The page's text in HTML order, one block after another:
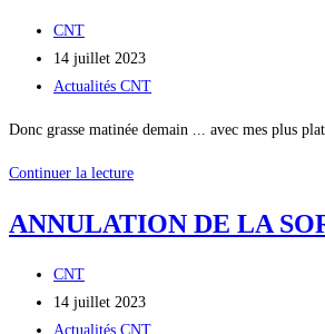
16
Juillet
Auteur/autrice
de
la
CNT
Publication
publiée :
14 juillet 2023
Post
Actualités CNT
Donc grasse matinée demain ... avec mes plus
Continuer la lectureERRATUM
ANNULATION
PLONGÉE
ANNULATION DE LA
Auteur/autrice
de
la
CNT
Publication
publiée :
14 juillet 2023
Post
Actualités CNT